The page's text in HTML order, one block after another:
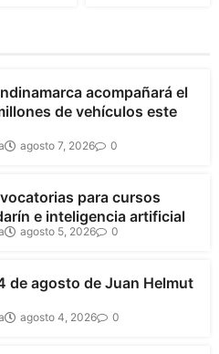
acompañará el
de vehículos este
agosto 7, 2026 0
para cursos
e inteligencia artificial
agosto 5, 2026 0
de agosto de Juan Helmut
agosto 4, 2026 0